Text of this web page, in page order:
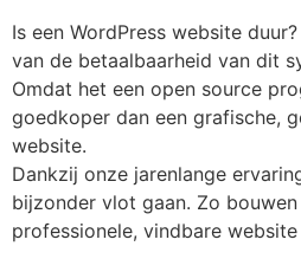
Is een WordPress website
van de betaalbaarheid van dit
Omdat het een open source
goedkoper dan een grafische,
website.
Dankzij onze jarenlange
bijzonder vlot gaan. Zo
professionele, vindbare